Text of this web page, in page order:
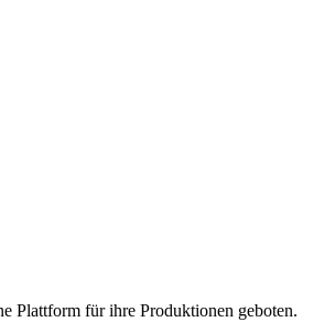
Plattform für ihre Produktionen geboten.